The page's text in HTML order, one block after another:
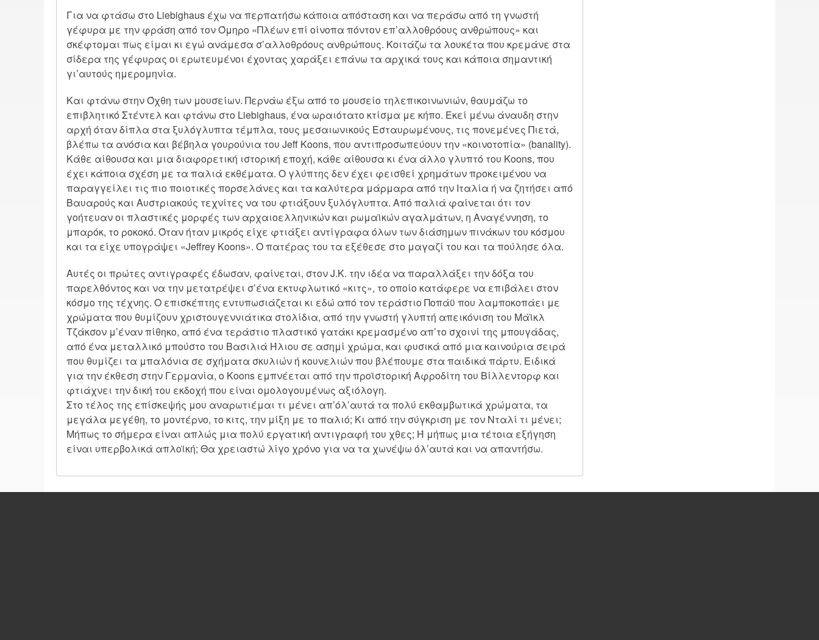
Για να φτάσω στο Liebighaus έχω να περπατήσω κάποια απόσταση και να περάσω από τη γνωστή
γέφυρα με την φράση από τον Όμηρο «Πλέων επί οίνοπα πόντον επ’αλλοθρόους ανθρώπους» και
σκέφτομαι πως είμαι κι εγώ ανάμεσα σ’αλλοθρόους ανθρώπους. Κοιτάζω τα λουκέτα που κρεμάνε στα
σίδερα της γέφυρας οι ερωτευμένοι έχοντας χαράξει επάνω τα αρχικά τους και κάποια σημαντική
γι’αυτούς ημερομηνία.
Και φτάνω στην Όχθη των μουσείων. Περνάω έξω από το μουσείο τηλεπικοινωνιών, θαυμάζω το
επιβλητικό Στέντελ και φτάνω στο Liebighaus, ένα ωραιότατο κτίσμα με κήπο. Εκεί μένω άναυδη στην
αρχή όταν δίπλα στα ξυλόγλυπτα τέμπλα, τους μεσαιωνικούς Εσταυρωμένους, τις πονεμένες Πιετά,
βλέπω τα ανόσια και βέβηλα γουρούνια του Jeff Koons, που αντιπροσωπεύουν την «κοινοτοπία» (banality).
Κάθε αίθουσα και μια διαφορετική ιστορική εποχή, κάθε αίθουσα κι ένα άλλο γλυπτό του Koons, που
έχει κάποια σχέση με τα παλιά εκθέματα. Ο γλύπτης δεν έχει φεισθεί χρημάτων προκειμένου να
παραγγείλει τις πιο ποιοτικές πορσελάνες και τα καλύτερα μάρμαρα από την Ιταλία ή να ζητήσει από
Βαυαρούς και Αυστριακούς τεχνίτες να του φτιάξουν ξυλόγλυπτα. Από παλιά φαίνεται ότι τον
γοήτευαν οι πλαστικές μορφές των αρχαιοελληνικών και ρωμαϊκών αγαλμάτων, η Αναγέννηση, το
μπαρόκ, το ροκοκό. Όταν ήταν μικρός είχε φτιάξει αντίγραφα όλων των διάσημων πινάκων του κόσμου
και τα είχε υπογράψει «Jeffrey Koons». Ο πατέρας του τα εξέθεσε στο μαγαζί του και τα πούλησε όλα.
Αυτές οι πρώτες αντιγραφές έδωσαν, φαίνεται, στον J.K. την ιδέα να παραλλάξει την δόξα του
παρελθόντος και να την μετατρέψει σ’ένα εκτυφλωτικό «κιτς», το οποίο κατάφερε να επιβάλει στον
κόσμο της τέχνης. Ο επισκέπτης εντυπωσιάζεται κι εδώ από τον τεράστιο Ποπάϋ που λαμποκοπάει με
χρώματα που θυμίζουν χριστουγεννιάτικα στολίδια, από την γνωστή γλυπτή απεικόνιση του Μάϊκλ
Τζάκσον μ’έναν πίθηκο, από ένα τεράστιο πλαστικό γατάκι κρεμασμένο απ’το σχοινί της μπουγάδας,
από ένα μεταλλικό μπούστο του Βασιλιά Ήλιου σε ασημί χρώμα, και φυσικά από μια καινούρια σειρά
που θυμίζει τα μπαλόνια σε σχήματα σκυλιών ή κουνελιών που βλέπουμε στα παιδικά πάρτυ. Ειδικά
για την έκθεση στην Γερμανία, ο Koons εμπνέεται από την προϊστορική Αφροδίτη του Βίλλεντορφ και
φτιάχνει την δική του εκδοχή που είναι ομολογουμένως αξιόλογη.
Στο τέλος της επίσκεψής μου αναρωτιέμαι τι μένει απ’όλ’αυτά τα πολύ εκθαμβωτικά χρώματα, τα
μεγάλα μεγέθη, το μοντέρνο, το κιτς, την μίξη με το παλιό; Κι από την σύγκριση με τον Νταλί τι μένει;
Μήπως το σήμερα είναι απλώς μια πολύ εργατική αντιγραφή του χθες; Ή μήπως μια τέτοια εξήγηση
είναι υπερβολικά απλοϊκή; Θα χρειαστώ λίγο χρόνο για να τα χωνέψω όλ’αυτά και να απαντήσω.